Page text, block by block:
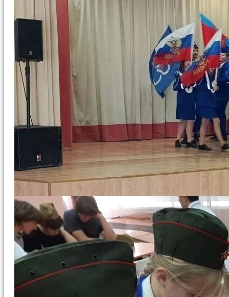
2026.07.03
День
семьи, любви
2026.06.05
16:32
итоги
конкурса
вместе:
любимый
защиты
детей,
подвели
итоги
конкурса
«Рисуем
вместе:
любимый
город»,
проводившегося
при
поддержке
депутата
государственной
думы РФ
Александра